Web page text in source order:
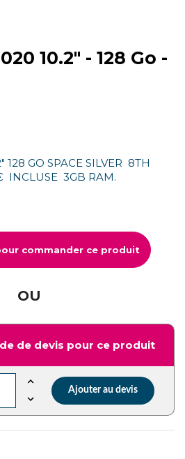
10.2" - 128 Go -
128 GO SPACE SILVER 8TH
INCLUSE 3GB RAM.
commander ce produit
OU
de devis pour ce produit
Ajouter au devis